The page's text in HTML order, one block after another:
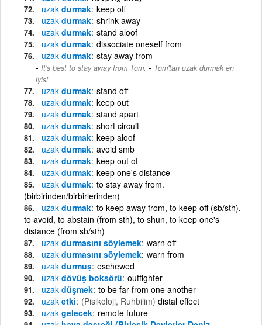
uzak durmak keep off
uzak durmak shrink away
uzak durmak stand aloof
uzak durmak dissociate oneself from
uzak durmak stay away from
It's best to stay away from Tom. - Tom'tan uzak durmak en
iyisi.
uzak durmak stand off
uzak durmak keep out
uzak durmak stand apart
uzak durmak short circuit
uzak durmak keep aloof
uzak durmak avoid smb
uzak durmak keep out of
uzak durmak keep one's distance
uzak durmak to stay away from.
(birbirinden/birbirlerinden)
uzak durmak to keep away from, to keep off (sb/sth),
to avoid, to abstain (from sth), to shun, to keep one's
distance (from sb/sth)
uzak durmasını söylemek warn off
uzak durmasını söylemek warn from
uzak durmuş eschewed
uzak dövüş boksörü outfighter
uzak düşmek to be far from one another
uzak etki (Pisikoloji, Ruhbilim) distal effect
uzak gelecek remote future